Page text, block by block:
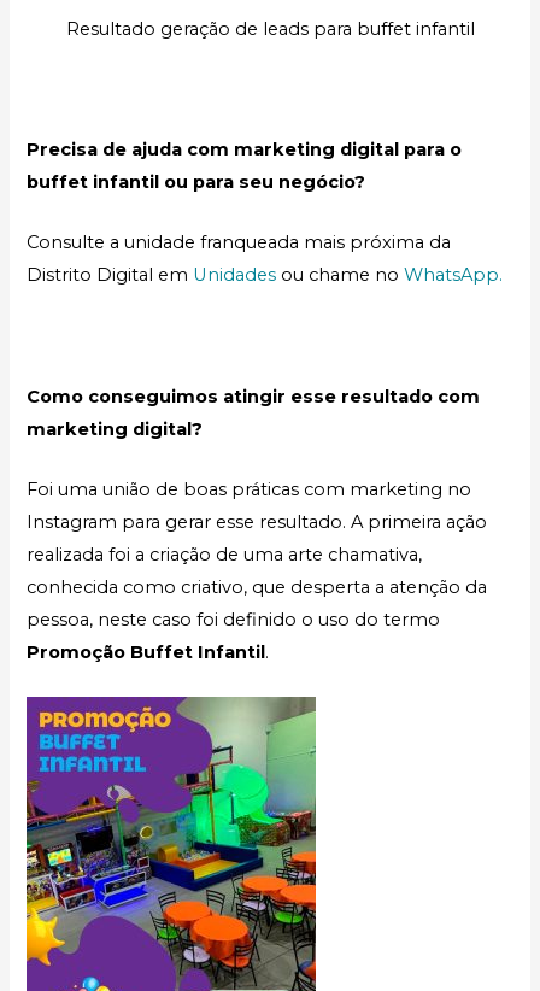
Resultado geração de leads para buffet infantil
Precisa de ajuda com marketing digital para o
buffet infantil ou para seu negócio?
Consulte a unidade franqueada mais próxima da
Distrito Digital em Unidades ou chame noWhatsApp.
Como conseguimos atingir esse resultado com
marketing digital?
Foi uma união de boas práticas com marketing no
Instagram para gerar esse resultado. A primeira ação
realizada foi a criação de uma arte chamativa,
conhecida como criativo, que desperta a atenção da
pessoa, neste caso foi definido o uso do termo
Promoção Buffet Infantil.